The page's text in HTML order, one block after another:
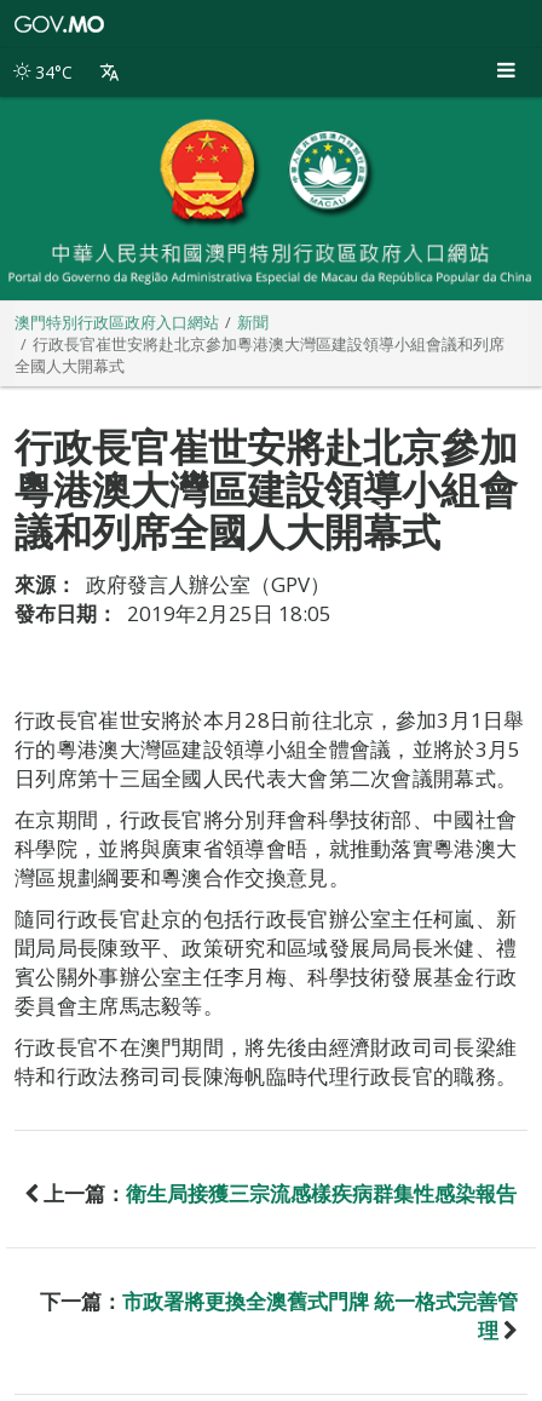
別
34°C
澳門特別行政區政府入口網站
新聞
行政長官崔世安將赴北京參加粵港澳大灣區建設領導小組會議和列席
全國人大開幕式
行政長官崔世安將赴北京參加
粵港澳大灣區建設領導小組會
議和列席全國人大開幕式
來源：
政府發言人辦公室（GPV）
發布日期：
2019年2月25日 18:05
行政長官崔世安將於本月28日前往北京，參加3月1日舉
行的粵港澳大灣區建設領導小組全體會議，並將於3月5
日列席第十三屆全國人民代表大會第二次會議開幕式。
在京期間，行政長官將分別拜會科學技術部、中國社會
科學院，並將與廣東省領導會晤，就推動落實粵港澳大
灣區規劃綱要和粵澳合作交換意見。
隨同行政長官赴京的包括行政長官辦公室主任柯嵐、新
聞局局長陳致平、政策研究和區域發展局局長米健、禮
賓公關外事辦公室主任李月梅、科學技術發展基金行政
委員會主席馬志毅等。
行政長官不在澳門期間，將先後由經濟財政司司長梁維
特和行政法務司司長陳海帆臨時代理行政長官的職務。
上一篇： 衛生局接獲三宗流感樣疾病群集性感染報告
下一篇： 市政署將更換全澳舊式門牌 統一格式完善管
理